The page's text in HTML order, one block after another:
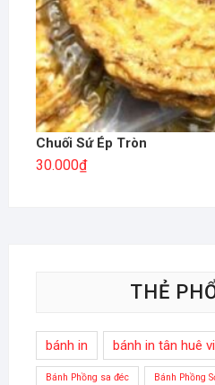
Chuối Sứ Ép Tròn
30.000₫
THẺ
bánh in bánh in tân huê
Bánh Phồng sa đéc Bánh Phồng